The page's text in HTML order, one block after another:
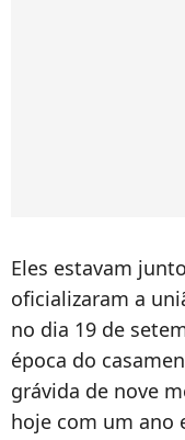
Eles estavam
oficializaram a
no dia 19 de
época do
grávida de nove
hoje com um ano